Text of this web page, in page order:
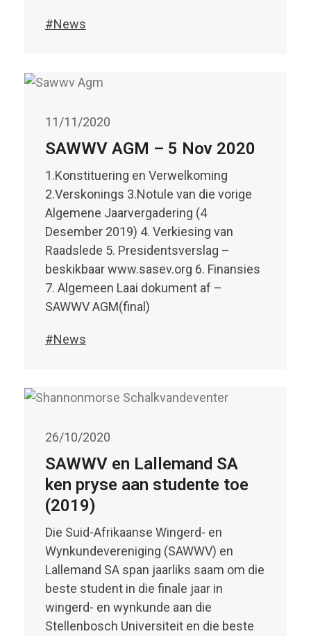
#News
11/11/2020
SAWWV AGM – 5 Nov 2020
1.Konstituering en Verwelkoming
2.Verskonings 3.Notule van die vorige
Algemene Jaarvergadering (4
Desember 2019) 4. Verkiesing van
Raadslede 5. Presidentsverslag –
beskikbaar www.sasev.org 6. Finansies
7. Algemeen Laai dokument af –
SAWWV AGM(final)
#News
26/10/2020
SAWWV en Lallemand SA
ken pryse aan studente toe
(2019)
Die Suid-Afrikaanse Wingerd- en
Wynkundevereniging (SAWWV) en
Lallemand SA span jaarliks saam om die
beste student in die finale jaar in
wingerd- en wynkunde aan die
Stellenbosch Universiteit en die beste